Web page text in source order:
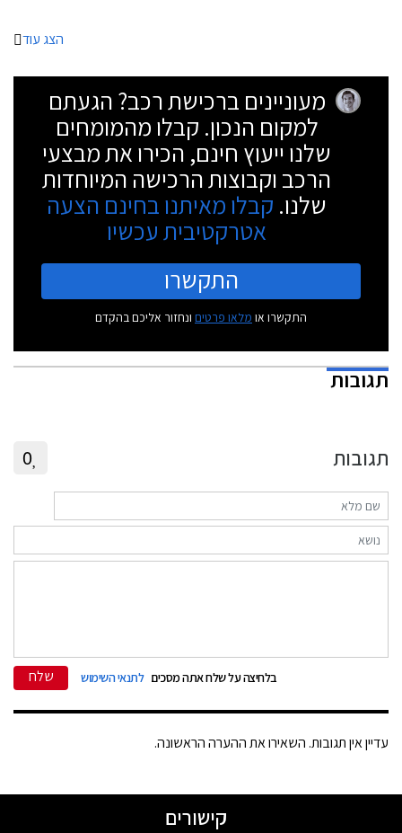
הצג עוד
מעוניינים ברכישת רכב? הגעתם
למקום הנכון. קבלו מהמומחים
שלנו ייעוץ חינם, הכירו את מבצעי
הרכב וקבוצות הרכישה המיוחדות
שלנו. קבלו מאיתנו בחינם הצעה
אטרקטיבית עכשיו
התקשרו
התקשרו או מלאו פרטים ונחזור אליכם בהקדם
תגובות
תגובות 0
בלחיצה על שלח אתה מסכים לתנאי השימוש שלח
עדיין אין תגובות. השאירו את ההערה הראשונה.
קישורים